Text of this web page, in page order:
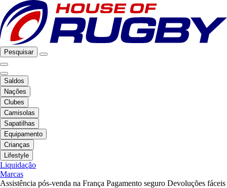
Pesquisar
Saldos
Nações
Clubes
Camisolas
Sapatilhas
Equipamento
Crianças
Lifestyle
Liquidação
Marcas
Assistência pós-venda na França Pagamento seguro Devoluções fáceis